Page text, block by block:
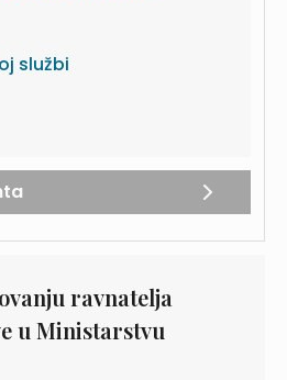
službi
ravnatelja
u Ministarstvu